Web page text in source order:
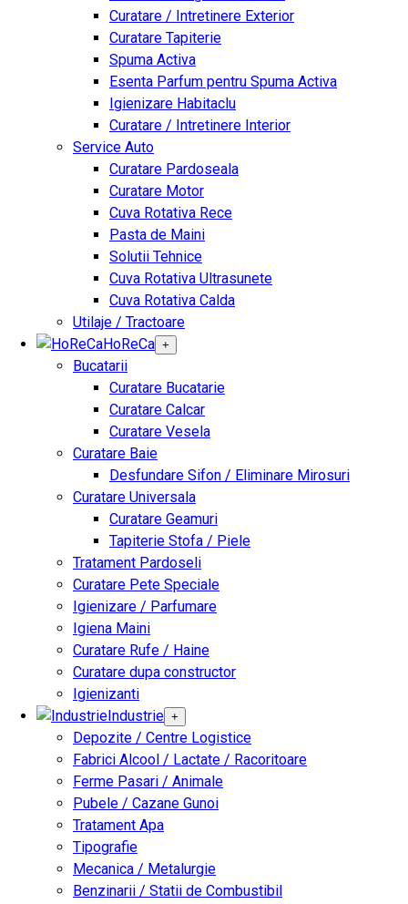
Curatare / Intretinere Exterior
Curatare Tapiterie
Spuma Activa
Esenta Parfum pentru Spuma Activa
Igienizare Habitaclu
Curatare / Intretinere Interior
Service Auto
Curatare Pardoseala
Curatare Motor
Cuva Rotativa Rece
Pasta de Maini
Solutii Tehnice
Cuva Rotativa Ultrasunete
Cuva Rotativa Calda
Utilaje / Tractoare
HoReCa +
Bucatarii
Curatare Bucatarie
Curatare Calcar
Curatare Vesela
Curatare Baie
Desfundare Sifon / Eliminare Mirosuri
Curatare Universala
Curatare Geamuri
Tapiterie Stofa / Piele
Tratament Pardoseli
Curatare Pete Speciale
Igienizare / Parfumare
Igiena Maini
Curatare Rufe / Haine
Curatare dupa constructor
Igienizanti
Industrie +
Depozite / Centre Logistice
Fabrici Alcool / Lactate / Racoritoare
Ferme Pasari / Animale
Pubele / Cazane Gunoi
Tratament Apa
Tipografie
Mecanica / Metalurgie
Benzinarii / Statii de Combustibil